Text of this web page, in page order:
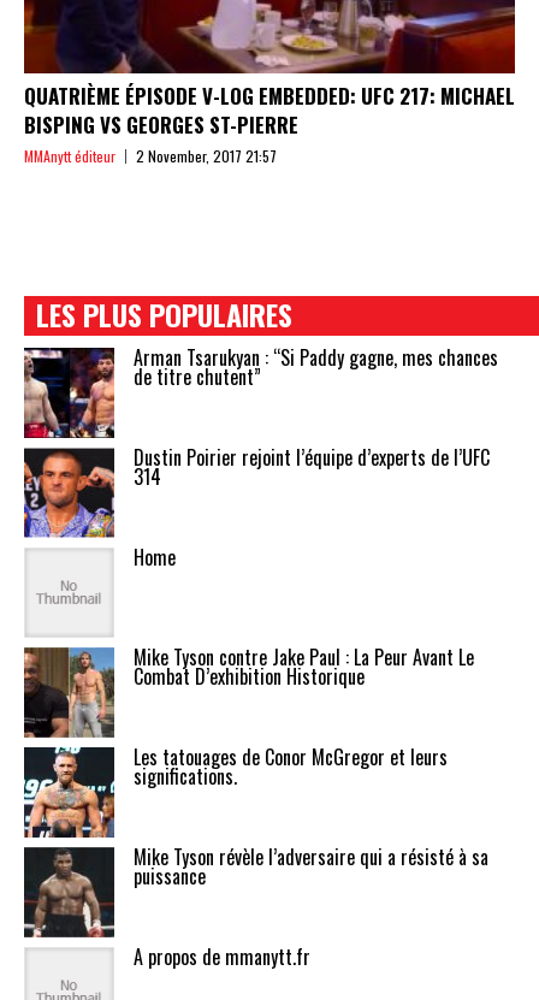
QUATRIÈME ÉPISODE V-LOG EMBEDDED: UFC 217: MICHAEL
BISPING VS GEORGES ST-PIERRE
MMAnytt éditeur 2 November, 2017 21:57
LES PLUS POPULAIRES
Arman Tsarukyan : “Si Paddy gagne, mes chances
de titre chutent”
Dustin Poirier rejoint l’équipe d’experts de l’UFC
314
Home
Mike Tyson contre Jake Paul : La Peur Avant Le
Combat D’exhibition Historique
Les tatouages de Conor McGregor et leurs
significations.
Mike Tyson révèle l’adversaire qui a résisté à sa
puissance
A propos de mmanytt.fr